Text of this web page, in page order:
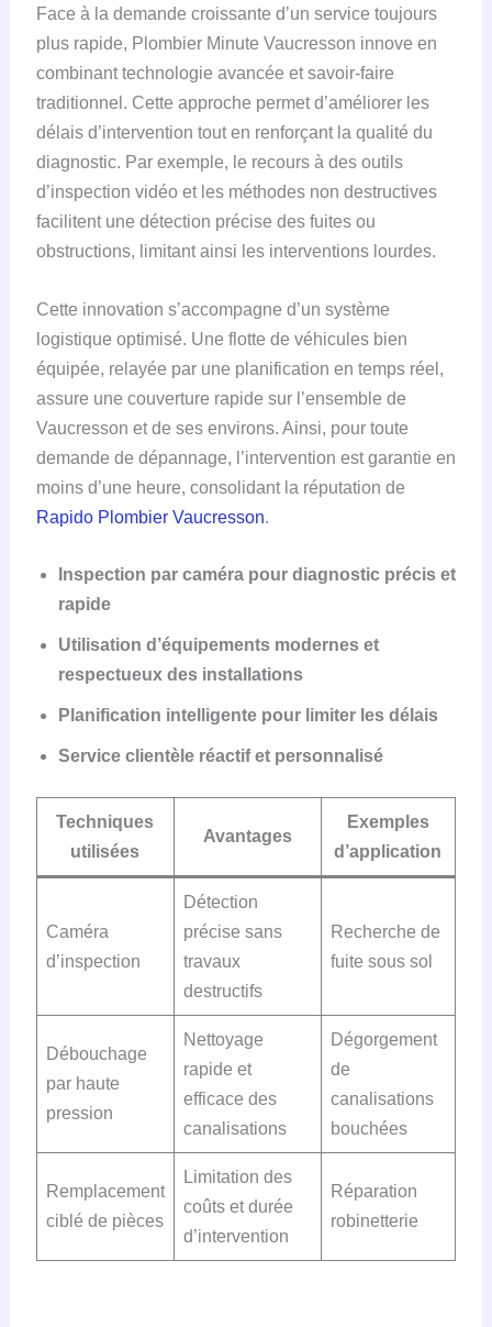
Face à la demande croissante d’un service toujours
plus rapide, Plombier Minute Vaucresson innove en
combinant technologie avancée et savoir-faire
traditionnel. Cette approche permet d’améliorer les
délais d’intervention tout en renforçant la qualité du
diagnostic. Par exemple, le recours à des outils
d’inspection vidéo et les méthodes non destructives
facilitent une détection précise des fuites ou
obstructions, limitant ainsi les interventions lourdes.
Cette innovation s’accompagne d’un système
logistique optimisé. Une flotte de véhicules bien
équipée, relayée par une planification en temps réel,
assure une couverture rapide sur l’ensemble de
Vaucresson et de ses environs. Ainsi, pour toute
demande de dépannage, l’intervention est garantie en
moins d’une heure, consolidant la réputation de
Rapido Plombier Vaucresson.
Inspection par caméra pour diagnostic précis et
rapide
Utilisation d’équipements modernes et
respectueux des installations
Planification intelligente pour limiter les délais
Service clientèle réactif et personnalisé
Techniques
utilisées
Avantages
Exemples
d’application
Caméra
d’inspection
Détection
précise sans
travaux
destructifs
Recherche de
fuite sous sol
Débouchage
par haute
pression
Nettoyage
rapide et
efficace des
canalisations
Dégorgement
de
canalisations
bouchées
Remplacement
ciblé de pièces
Limitation des
coûts et durée
d’intervention
Réparation
robinetterie